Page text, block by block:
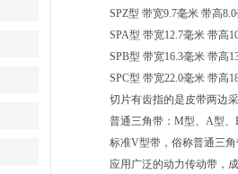
SPZ型 带宽9.7毫米 带高
SPA型 带宽12.7毫米 带高
SPB型 带宽16.3毫米 带高
SPC型 带宽22.0毫米 带高
切片有齿指的是皮带两边
普通三角带：M型、A型
标准V型带，俗称普通三
应用广泛的动力传动带，